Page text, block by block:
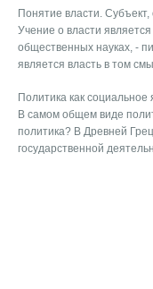
Понятие власти.
Учение о власти
общественных науках, -
является власть в том
Политика как социальное
В самом общем виде
полити­ка? В Древней
государственной